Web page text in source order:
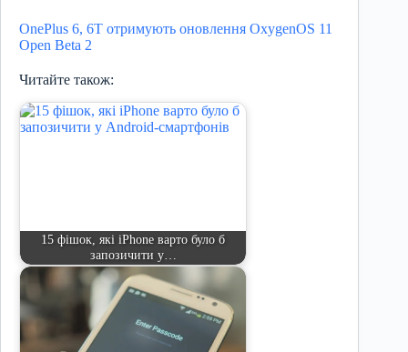
OnePlus 6, 6T отримують оновлення OxygenOS 11
Open Beta 2
Читайте також:
15 фішок, які iPhone варто було б
запозичити у…